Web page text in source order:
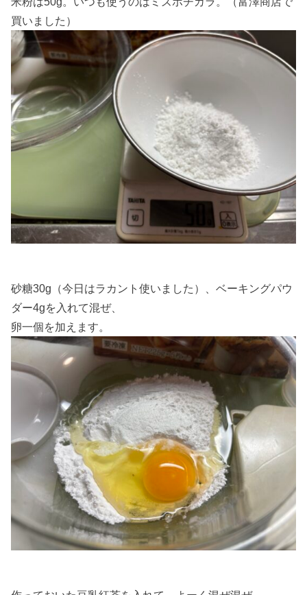
買いました）
砂糖30g（今日はラカント使いました）、ベーキングパウ
ダー4gを入れて混ぜ、
卵一個を加えます。